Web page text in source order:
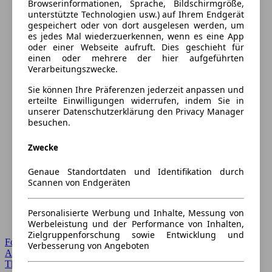
Browserinformationen, Sprache, Bildschirmgröße,
unterstützte Technologien usw.) auf Ihrem Endgerät
gespeichert oder von dort ausgelesen werden, um
es jedes Mal wiederzuerkennen, wenn es eine App
oder einer Webseite aufruft. Dies geschieht für
einen oder mehrere der hier aufgeführten
Verarbeitungszwecke.
Sie können Ihre Präferenzen jederzeit anpassen und
erteilte Einwilligungen widerrufen, indem Sie in
unserer Datenschutzerklärung den Privacy Manager
besuchen.
Zwecke
Genaue Standortdaten und Identifikation durch
Scannen von Endgeräten
Personalisierte Werbung und Inhalte, Messung von
Werbeleistung und der Performance von Inhalten,
Zielgruppenforschung sowie Entwicklung und
Verbesserung von Angeboten
Forum Startseite
Alle Auto-Foren
Themen-Forum